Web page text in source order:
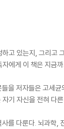
고 있는지, 그리고
에게 이 책은 지금
을 저자들은 고세
기 자신을 전혀 다
를 다룬다. 뇌과학,